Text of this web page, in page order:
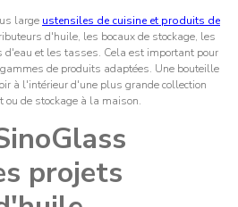
large ustensiles de cuisine et produits de
d'huile, les bocaux de stockage, les
d'eau et les tasses. Cela est important pour
de produits adaptées. Une bouteille
à l'intérieur d'une plus grande collection
de stockage à la maison.
projets